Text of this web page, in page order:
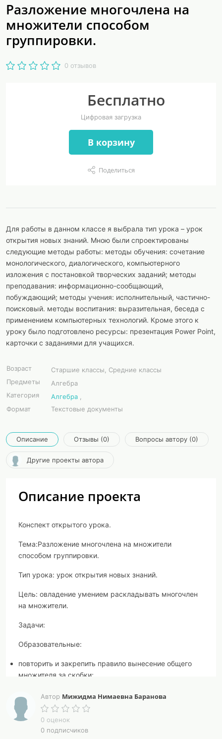
Разложение многочлена на
множители способом
группировки.
0 отзывов
Бесплатно
Цифровая загрузка
В корзину
Поделиться
Для работы в данном классе я выбрала тип урока – урок
открытия новых знаний. Мною были спроектированы
следующие методы работы: методы обучения: сочетание
монологического, диалогического, компьютерного
изложения с постановкой творческих заданий; методы
преподавания: информационно-сообщающий,
побуждающий; методы учения: исполнительный, частично-
поисковый. методы воспитания: выразительная, беседа с
применением компьютерных технологий. Кроме этого к
уроку было подготовлено ресурсы: презентация Power Point,
карточки с заданиями для учащихся.
Возраст
Старшие классы, Средние классы
Предметы
Алгебра
Категория
Алгебра
Формат
Текстовые документы
Описание Отзывы (0) Вопросы автору (0)
Другие проекты автора
Описание проекта
Конспект открытого урока.
Тема:Разложение многочлена на множители
способом группировки.
Тип урока: урок открытия новых знаний.
Цель: овладение умением раскладывать многочлен
на множители.
Задачи:
Образовательные:
повторить и закрепить правило вынесение общего
множителя за скобки;
изучить способ разложения многочлена на
множители способом группировки;
закрепить полученные знания с помощью
упражнений.
Автор Мижидма Нимаевна Баранова
0 оценок
0 подписчиков